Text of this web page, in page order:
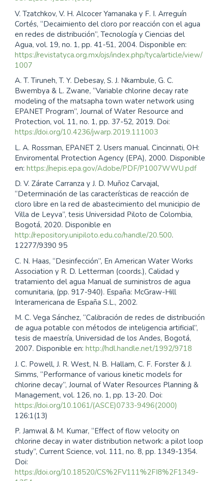
V. Tzatchkov, V. H. Alcocer Yamanaka y F. I. Arreguín
Cortés, “Decaimiento del cloro por reacción con el agua
en redes de distribución”, Tecnología y Ciencias del
Agua, vol. 19, no. 1, pp. 41-51, 2004. Disponible en:
https://revistatyca.org.mx/ojs/index.php/tyca/article/view/
1007
A. T. Tiruneh, T. Y. Debesay, S. J. Nkambule, G. C.
Bwembya & L. Zwane, “Variable chlorine decay rate
modeling of the matsapha town water network using
EPANET Program”, Journal of Water Resource and
Protection, vol. 11, no. 1, pp. 37-52, 2019. Doi:
https://doi.org/10.4236/jwarp.2019.111003
L. A. Rossman, EPANET 2. Users manual. Cincinnati, OH:
Enviromental Protection Agency (EPA), 2000. Disponible
en: https://nepis.epa.gov/Adobe/PDF/P1007WWU.pdf
D. V. Zárate Carranza y J. D. Muñoz Carvajal,
“Determinación de las características de reacción de
cloro libre en la red de abastecimiento del municipio de
Villa de Leyva”, tesis Universidad Piloto de Colombia,
Bogotá, 2020. Disponible en
http://repository.unipiloto.edu.co/handle/20.500.
12277/9390 95
C. N. Haas, “Desinfección”, En American Water Works
Association y R. D. Letterman (coords.), Calidad y
tratamiento del agua Manual de suministros de agua
comunitaria, (pp. 917-940). España: McGraw-Hill
Interamericana de España S.L., 2002.
M. C. Vega Sánchez, “Calibración de redes de distribución
de agua potable con métodos de inteligencia artificial”,
tesis de maestría, Universidad de los Andes, Bogotá,
2007. Disponible en: http://hdl.handle.net/1992/9718
J. C. Powell, J. R. West, N. B. Hallam, C. F. Forster & J.
Simms, “Performance of various kinetic models for
chlorine decay”, Journal of Water Resources Planning &
Management, vol. 126, no. 1, pp. 13-20. Doi:
https://doi.org/10.1061/(ASCE)0733-9496(2000)
126:1(13)
P. Jamwal & M. Kumar, “Effect of flow velocity on
chlorine decay in water distribution network: a pilot loop
study”, Current Science, vol. 111, no. 8, pp. 1349-1354.
Doi:
https://doi.org/10.18520/CS%2FV111%2FI8%2F1349-